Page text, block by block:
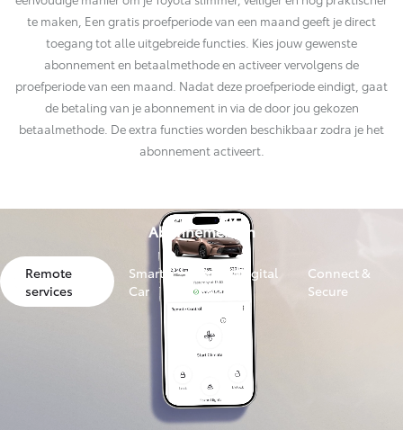
te maken, Een gratis proefperiode van een maand geeft je direct
toegang tot alle uitgebreide functies. Kies jouw gewenste
abonnement en betaalmethode en activeer vervolgens de
proefperiode van een maand. Nadat deze proefperiode eindigt, gaat
de betaling van je abonnement in via de door jou gekozen
betaalmethode. De extra functies worden beschikbaar zodra je het
abonnement activeert.
Abonnementen
Remote
services
Smart
Car
Smart Digital
Key
Connect &
Secure